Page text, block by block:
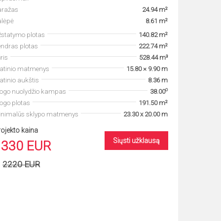
24.94 m²
8.61 m²
plotas
140.82 m²
plotas
222.74 m²
528.44 m³
matmenys
15.80 × 9.90 m
aukštis
8.36 m
nuolydžio kampas
38.00o
plotas
191.50 m²
sklypo matmenys
23.30 x 20.00 m
kaina
EUR
2220 EUR
Siųsti užklausą